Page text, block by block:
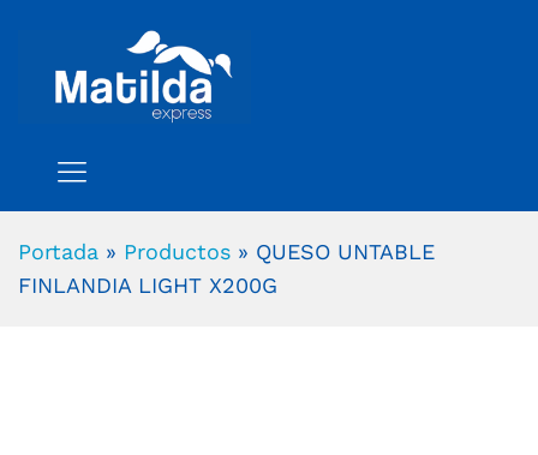
Portada » Productos » QUESO UNTABLE
FINLANDIA LIGHT X200G